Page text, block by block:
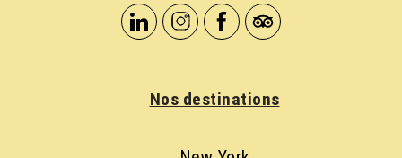
Nos destinations